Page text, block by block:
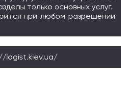
только основных услуг.
при любом разрешении
logist.kiev.ua/